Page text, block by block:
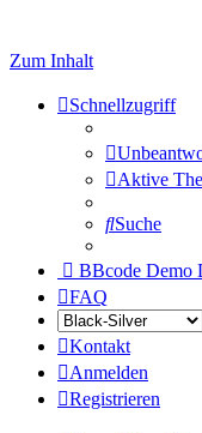
Zum Inhalt
Schnellzugriff
Aktive
Suche
BBcode Demo
FAQ
Kontakt
Anmelden
Registrieren